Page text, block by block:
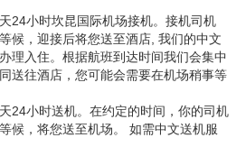
24小时坎昆国际机场接机。接机司机
候，迎接后将您送至酒店, 我们的中文
理入住。根据航班到达时间我们会集中
送往酒店，您可能会需要在机场稍事等
24小时送机。在约定的时间，你的司机
候，将您送至机场。 如需中文送机服